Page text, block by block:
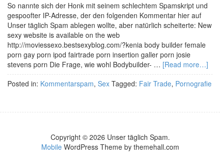
So nannte sich der Honk mit seinem schlechtem Spamskript und
gespoofter IP-Adresse, der den folgenden Kommentar hier auf
Unser täglich Spam ablegen wollte, aber natürlich scheiterte: New
sexy website is available on the web
http://moviessexo.bestsexyblog.com/?kenia body builder female
porn gay porn ipod fairtrade porn insertion galler porn josie
stevens porn Die Frage, wie wohl Bodybuilder- … [Read more…]
Posted in: Kommentarspam, Sex Tagged: Fair Trade, Pornografie
Copyright © 2026 Unser täglich Spam.
MobileWordPress Theme by themehall.com